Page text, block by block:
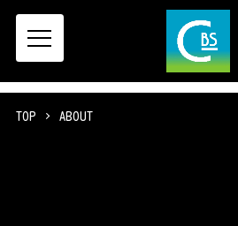
TOP ABOUT